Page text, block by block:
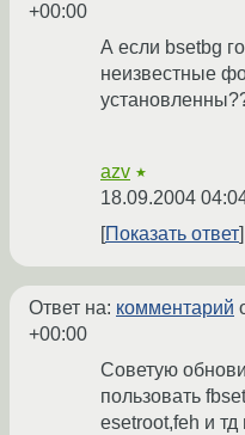
+00:00
А если bsetbg
неизвестные
azv ★
18.09.2004
Показать ответ
Ответ на: комментарий
+00:00
Советую
пользовать
esetroot,feh и тд